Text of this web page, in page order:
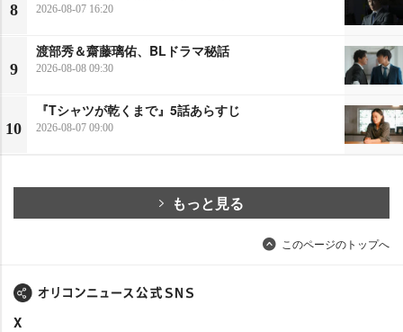
8 2026-08-07 16:20
9
渡部秀＆齋藤璃佑、BLドラマ秘話
2026-08-08 09:30
10
『Tシャツが乾くまで』5話あらすじ
2026-08-07 09:00
もっと見る
このページのトップへ
X